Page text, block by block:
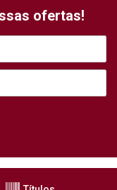
ofertas!